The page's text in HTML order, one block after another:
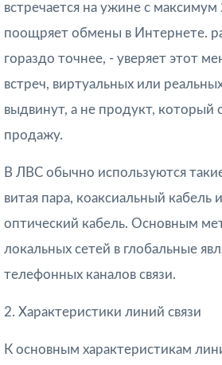
встречается на ужине с максимум
поощряет обмены в Интернете.
гораздо точнее, - уверяет этот
встреч, виртуальных или
выдвинут, а не продукт, который
продажу.
В ЛВС обычно используются
витая пара, коаксиальный кабель
оптический кабель. Основным
локальных сетей в глобальные
телефонных каналов связи.
2. Характеристики линий связи
К основным характеристикам